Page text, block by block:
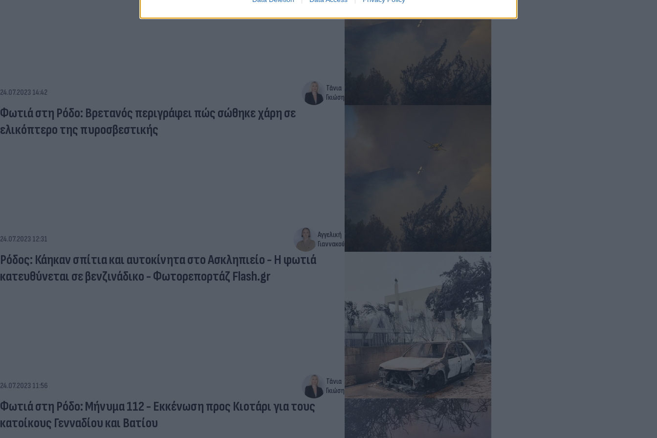
24.07.2023 14:42
Τάνια
Γκιώση
Φωτιά στη Ρόδο: Βρετανός περιγράφει πώς σώθηκε χάρη σε
ελικόπτερο της πυροσβεστικής
24.07.2023 12:31
Αγγελική
Γιαννακού
Ρόδος: Κάηκαν σπίτια και αυτοκίνητα στο Ασκληπιείο - Η φωτιά
κατευθύνεται σε βενζινάδικο - Φωτορεπορτάζ Flash.gr
24.07.2023 11:56
Τάνια
Γκιώση
Φωτιά στη Ρόδο: Μήνυμα 112 - Εκκένωση προς Κιοτάρι για τους
κατοίκους Γενναδίου και Βατίου